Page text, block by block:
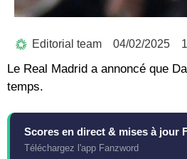
Editorial team 04/02/2025
Le Real Madrid a annoncé que
temps.
Scores en direct & mises à jour
Téléchargez l'app Fanzword